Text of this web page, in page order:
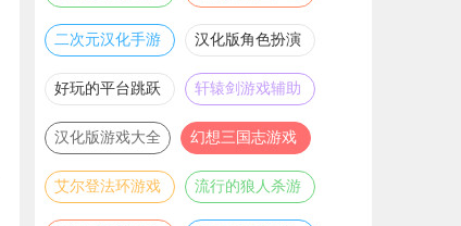
本合集
版本合集
二次元汉化手游
推荐
汉化版角色扮演
游戏大全
好玩的平台跳跃
游戏合集
轩辕剑游戏辅助
合集
汉化版游戏大全
幻想三国志游戏
辅助合集
艾尔登法环游戏
辅助合集
流行的狼人杀游
戏合集